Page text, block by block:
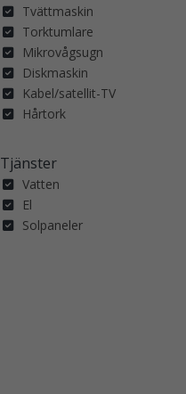
Tvättmaskin
Torktumlare
Mikrovågsugn
Diskmaskin
Kabel/satellit-TV
Hårtork
Tjänster
Vatten
El
Solpaneler